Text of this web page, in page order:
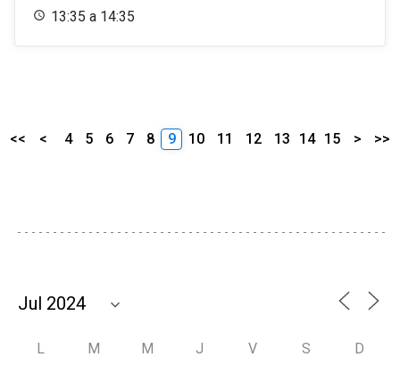
13:35 a 14:35
<< < 4 5 6 7 8 9 10 11 12 13 14 15 > >>
L M M J V S D